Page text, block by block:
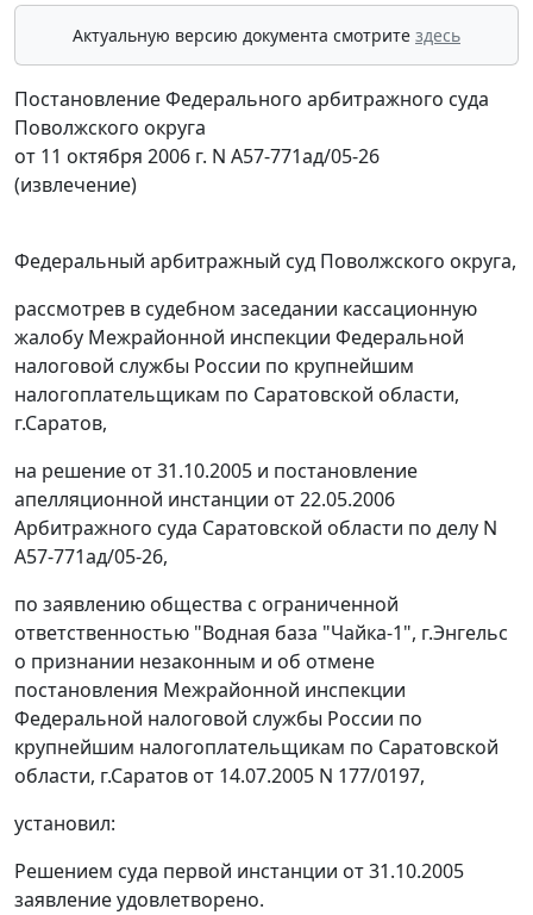
Актуальную версию документа смотрите здесь
Постановление Федерального арбитражного суда
Поволжского округа
от 11 октября 2006 г. N А57-771ад/05-26
(извлечение)
Федеральный арбитражный суд Поволжского округа,
рассмотрев в судебном заседании кассационную
жалобу Межрайонной инспекции Федеральной
налоговой службы России по крупнейшим
налогоплательщикам по Саратовской области,
г.Саратов,
на решение от 31.10.2005 и постановление
апелляционной инстанции от 22.05.2006
Арбитражного суда Саратовской области по делу N
А57-771ад/05-26,
по заявлению общества с ограниченной
ответственностью "Водная база "Чайка-1", г.Энгельс
о признании незаконным и об отмене
постановления Межрайонной инспекции
Федеральной налоговой службы России по
крупнейшим налогоплательщикам по Саратовской
области, г.Саратов от 14.07.2005 N 177/0197,
установил:
Решением суда первой инстанции от 31.10.2005
заявление удовлетворено.